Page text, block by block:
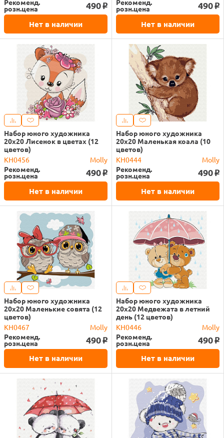
Рекоменд.
розн.цена 490 o
Нет в наличии
Рекоменд.
розн.цена 490 o
Нет в наличии
Набор юного художника
20х20 Лисенок в цветах (12
цветов)
KH0456
Molly
Рекоменд.
розн.цена 490 o
Нет в наличии
Набор юного художника
20х20 Маленькая коала (10
цветов)
KH0444
Molly
Рекоменд.
розн.цена 490 o
Нет в наличии
Набор юного художника
20х20 Маленькие совята (12
цветов)
KH0467
Molly
Рекоменд.
розн.цена 490 o
Нет в наличии
Набор юного художника
20х20 Медвежата в летний
день (12 цветов)
KH0446
Molly
Рекоменд.
розн.цена 490 o
Нет в наличии